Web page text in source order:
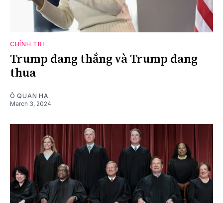
CHÍNH TRỊ
Trump đang thắng và Trump đang
thua
Ô QUAN HẠ
March 3, 2024